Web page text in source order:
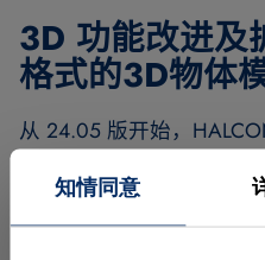
知情同意
3D 功能改进及
格式的3D物体
从 24.05 版开始，
准。客户现在可以将
HALCON 3D 对象模型中